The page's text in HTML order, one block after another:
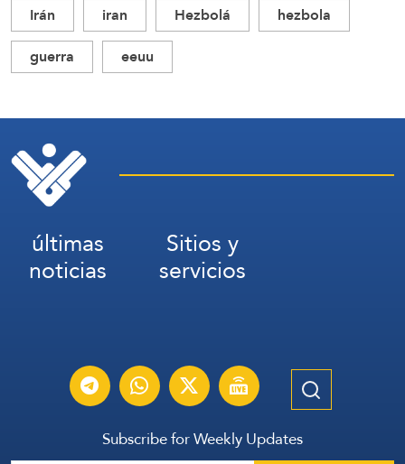
Irán
iran Hezbolá
hezbola
guerra
eeuu
últimas
noticias
Sitios y
servicios
Subscribe for Weekly Updates